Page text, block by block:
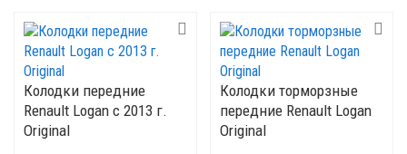
Колодки передние
Renault Logan с 2013 г.
Original
Колодки торморзные
передние Renault Logan
Original